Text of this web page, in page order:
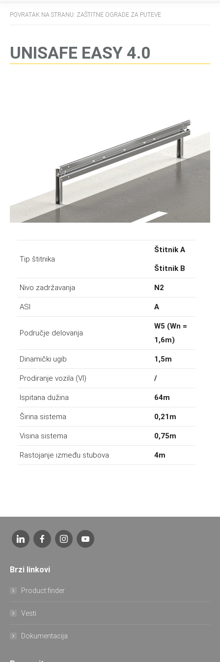
POVRATAK NA STRANU: ZAŠTITNE OGRADE ZA PUTEVE
UNISAFE EASY 4.0
Tip štitnika
Štitnik A
Štitnik B
Nivo zadržavanja N2
ASI A
Područje delovanja
W5 (Wn =
1,6m)
Dinamički ugib 1,5m
Prodiranje vozila (VI) /
Ispitana dužina 64m
Širina sistema 0,21m
Visina sistema 0,75m
Rastojanje između stubova 4m
Brzi linkovi
Product finder
Vesti
Dokumentacija